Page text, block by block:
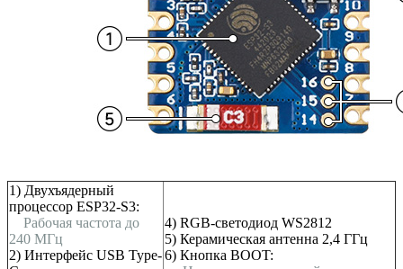
1) Двухъядерный
процессор ESP32-S3:
Рабочая частота до
240 МГц
2) Интерфейс USB Type-
4) RGB-светодиод WS2812
5) Керамическая антенна 2,4 ГГц
6) Кнопка BOOT: